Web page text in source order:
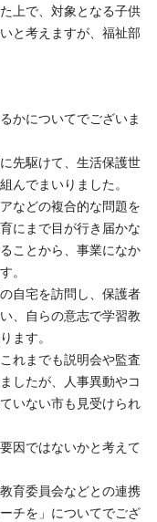
上で、対象となる子供
と考えますが、福祉部
かについてでございま
先駆けて、生活保護世
んでまいりました。
などの複合的な問題を
にまで目が行き届かな
ことから、事業になか
。
自宅を訪問し、保護者
、自らの意志で学習教
ます。
れまでも説明会や監査
したが、人事異動やコ
いない市も見受けられ
因ではないかと考えて
育委員会などとの連携
チを」についてでござ